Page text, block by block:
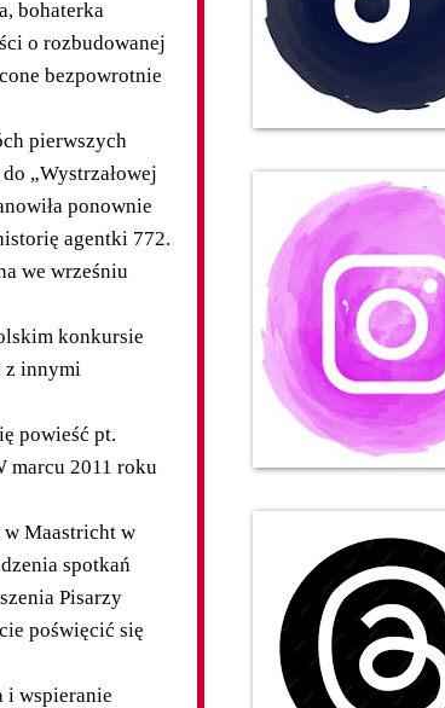
bohaterka
o rozbudowanej
bezpowrotnie
pierwszych
„Wystrzałowej
ponownie
agentki 772.
we wrześniu
konkursie
z innymi
powieść pt.
marcu 2011 roku
w Maastricht w
spotkań
Pisarzy
poświęcić się
i wspieranie